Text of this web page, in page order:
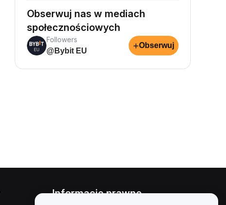
Obserwuj nas w mediach
społecznościowych
Followers
@Bybit EU
+Obserwuj
Informacje prawne